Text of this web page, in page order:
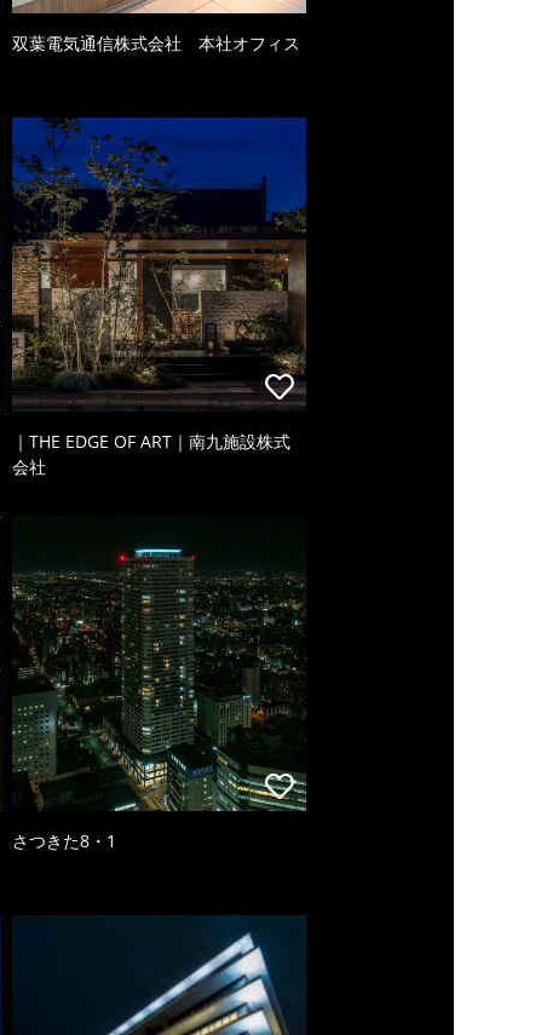
双葉電気通信株式会社 本社オフィス
｜THE EDGE OF ART｜南九施設株式
会社
さつきた8・1